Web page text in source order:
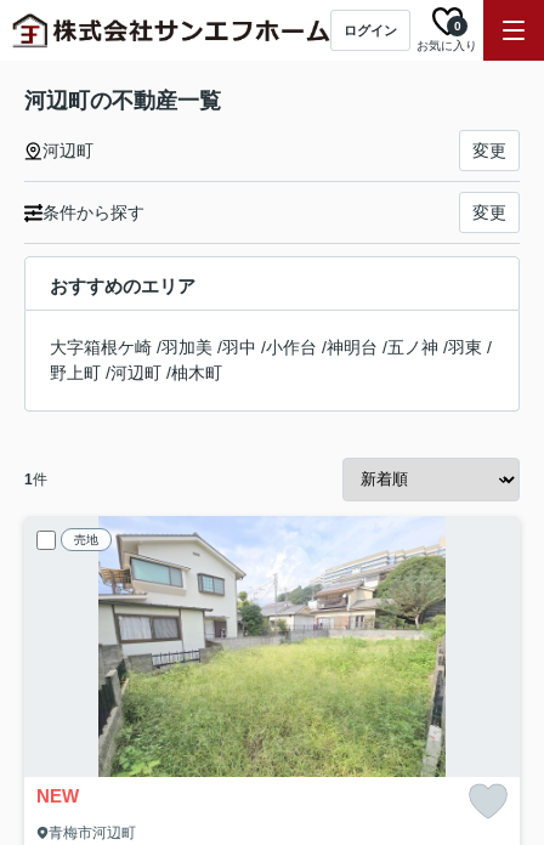
ログイン
お気に入り
0
河辺町の不動産一覧
河辺町 変更
条件から探す 変更
おすすめのエリア
大字箱根ケ崎 /羽加美 /羽中 /小作台 /神明台 /五ノ神 /羽東 /
野上町 /河辺町 /柚木町
1件
売地
NEW
青梅市河辺町